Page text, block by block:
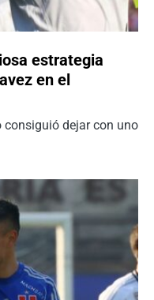
estrategia
en el
consiguió dejar con uno